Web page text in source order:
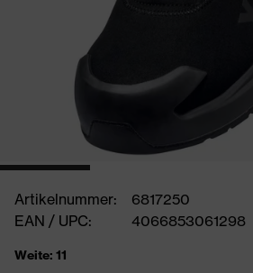
Artikelnummer:
6817250
EAN / UPC:
4066853061298
Weite: 11